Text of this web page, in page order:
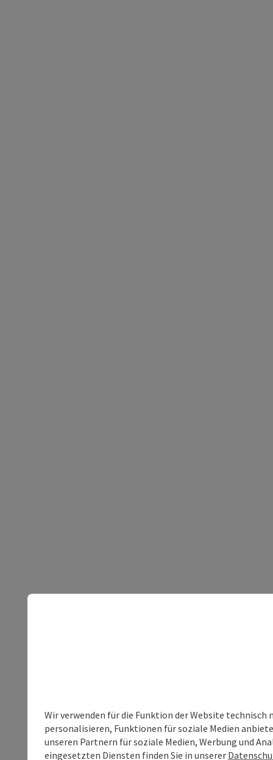
Wir verwenden für die Funktion der Website
personalisieren, Funktionen für soziale Medien
unseren Partnern für soziale Medien, Werbung und
eingesetzten Diensten finden Sie in unserer